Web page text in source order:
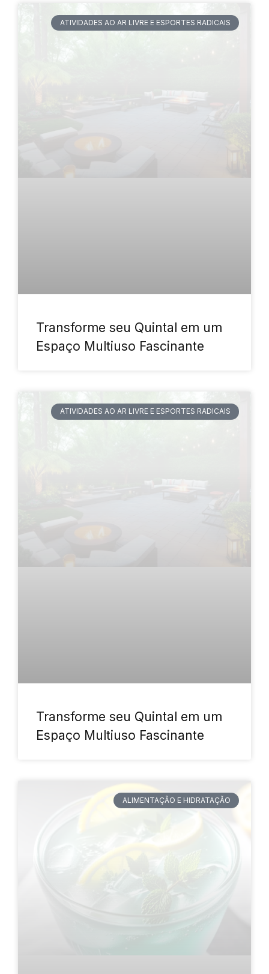
ATIVIDADES AO AR LIVRE E ESPORTES RADICAIS
Transforme seu Quintal em um
Espaço Multiuso Fascinante
ATIVIDADES AO AR LIVRE E ESPORTES RADICAIS
Transforme seu Quintal em um
Espaço Multiuso Fascinante
ALIMENTAÇÃO E HIDRATAÇÃO